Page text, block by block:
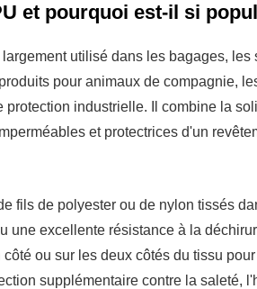
et pourquoi est-il si
utilisé dans les bagages, les
pour animaux de compagnie,
industrielle. Il combine la
et protectrices d'un
fils de polyester ou de nylon tissés
une excellente résistance à la
ou sur les deux côtés du tissu
supplémentaire contre la saleté,